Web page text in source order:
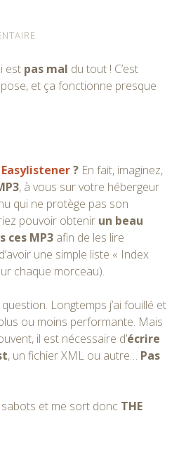
est pas mal du tout ! C’est
et ça fonctionne presque
Easylistener? En fait, imaginez,
, à vous sur votre hébergeur
qui ne protège pas son
pouvoir obtenir un beau
ces MP3 afin de les lire
une simple liste « Index
chaque morceau).
question. Longtemps j’ai fouillé et
ou moins performante. Mais
il est nécessaire d’écrire
, un fichier XML ou autre… Pas
et me sort donc THE